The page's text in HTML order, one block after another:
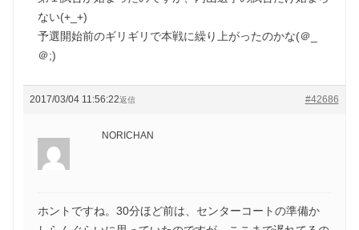
ない(+_+)
予選開始前のギリギリで本戦に繰り上がったのかな(＠_
＠;)
2017/03/04 11:56:22 #42686
返信
NORICHAN
ホントですね。30分ほど前は、センターコートの準備か